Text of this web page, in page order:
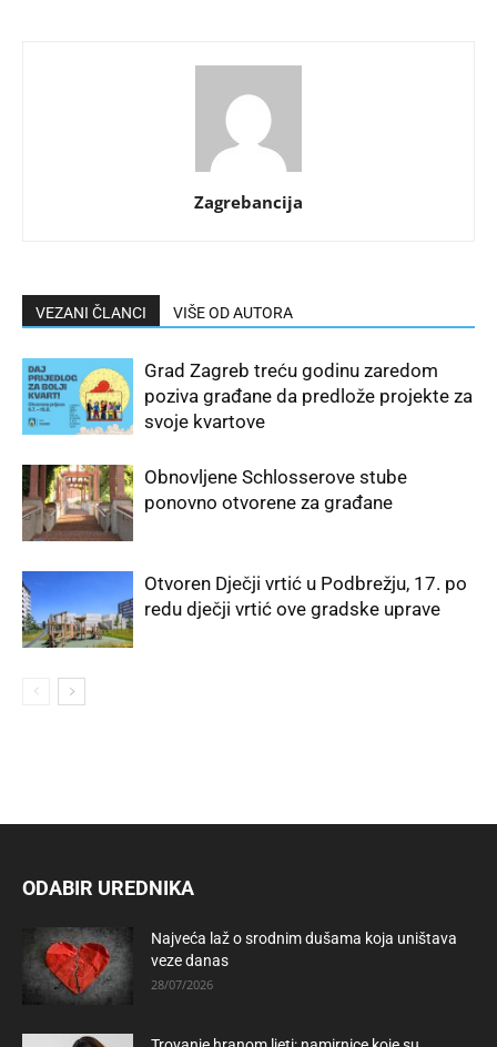
Zagrebancija
VEZANI ČLANCI VIŠE OD AUTORA
Grad Zagreb treću godinu zaredom
poziva građane da predlože projekte za
svoje kvartove
Obnovljene Schlosserove stube
ponovno otvorene za građane
Otvoren Dječji vrtić u Podbrežju, 17. po
redu dječji vrtić ove gradske uprave
ODABIR UREDNIKA
Najveća laž o srodnim dušama koja uništava
veze danas
28/07/2026